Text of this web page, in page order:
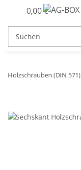
0,00 €
Holzschrauben (DIN 571)